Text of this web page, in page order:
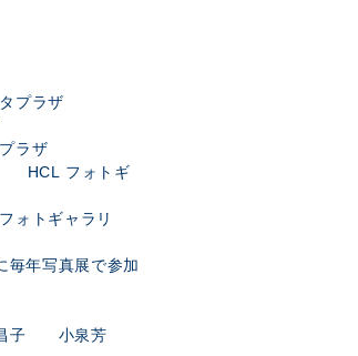
プラザ
ラザ
HCL フォトギ
トギャラリ
毎年写真展で参加
子 小泉芳